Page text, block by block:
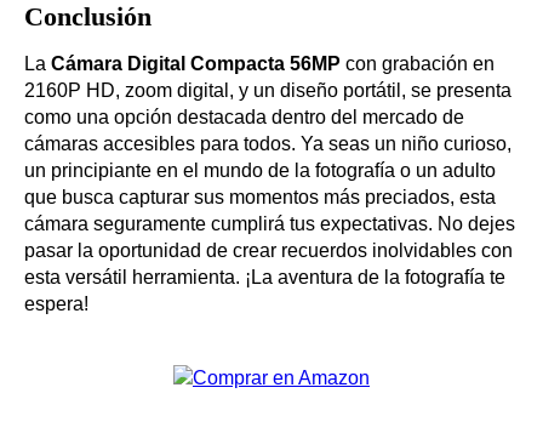
Conclusión
La Cámara Digital Compacta 56MP con grabación en
2160P HD, zoom digital, y un diseño portátil, se presenta
como una opción destacada dentro del mercado de
cámaras accesibles para todos. Ya seas un niño curioso,
un principiante en el mundo de la fotografía o un adulto
que busca capturar sus momentos más preciados, esta
cámara seguramente cumplirá tus expectativas. No dejes
pasar la oportunidad de crear recuerdos inolvidables con
esta versátil herramienta. ¡La aventura de la fotografía te
espera!